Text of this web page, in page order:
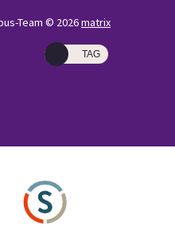
Team © 2026matrix
TAG